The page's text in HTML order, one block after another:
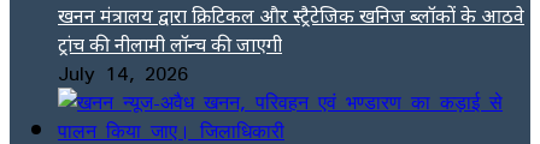
खनन मंत्रालय द्वारा क्रिटिकल और स्ट्रैटेजिक खनिज ब्लॉकों के आठवे
ट्रांच की नीलामी लॉन्च की जाएगी
July 14, 2026